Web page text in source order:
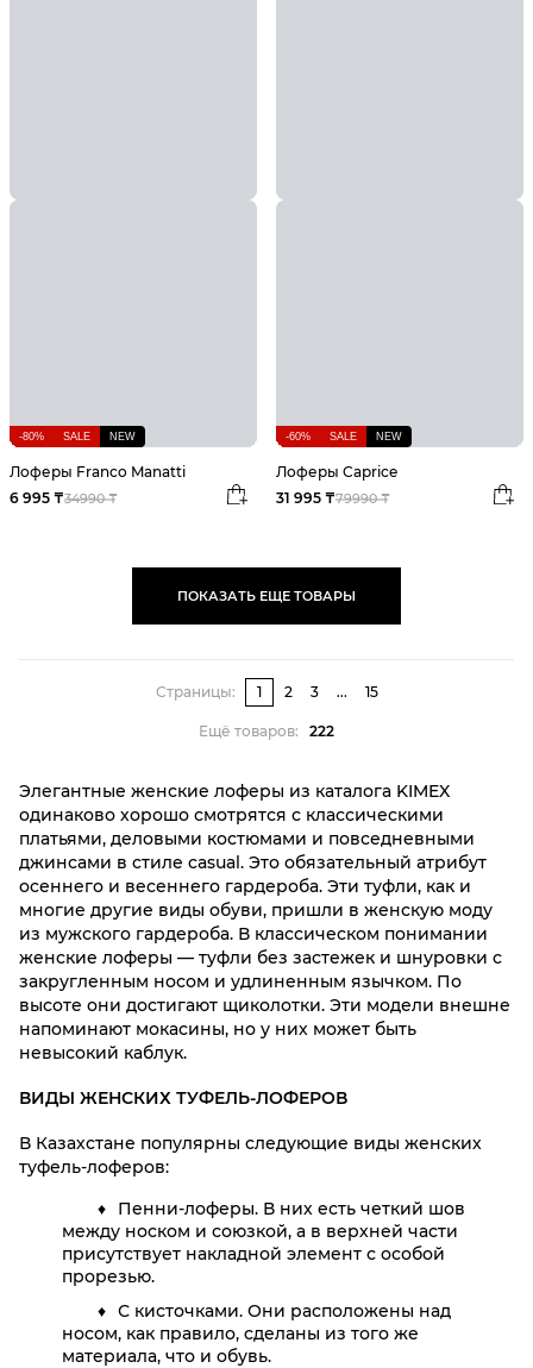
-80% SALE NEW
Лоферы Franco Manatti
34990 ₸
6 995 ₸
-60% SALE NEW
Лоферы Caprice
79990 ₸
31 995 ₸
ПОКАЗАТЬ ЕЩЕ ТОВАРЫ
Страницы: 1 2 3 ... 15
Ещё товаров: 222
Элегантные женские лоферы из каталога KIMEX
одинаково хорошо смотрятся с классическими
платьями, деловыми костюмами и повседневными
джинсами в стиле casual. Это обязательный атрибут
осеннего и весеннего гардероба. Эти туфли, как и
многие другие виды обуви, пришли в женскую моду
из мужского гардероба. В классическом понимании
женские лоферы — туфли без застежек и шнуровки с
закругленным носом и удлиненным язычком. По
высоте они достигают щиколотки. Эти модели внешне
напоминают мокасины, но у них может быть
невысокий каблук.
ВИДЫ ЖЕНСКИХ ТУФЕЛЬ-ЛОФЕРОВ
В Казахстане популярны следующие виды женских
туфель-лоферов:
Пенни-лоферы. В них есть четкий шов
между носком и союзкой, а в верхней части
присутствует накладной элемент с особой
прорезью.
С кисточками. Они расположены над
носом, как правило, сделаны из того же
материала, что и обувь.